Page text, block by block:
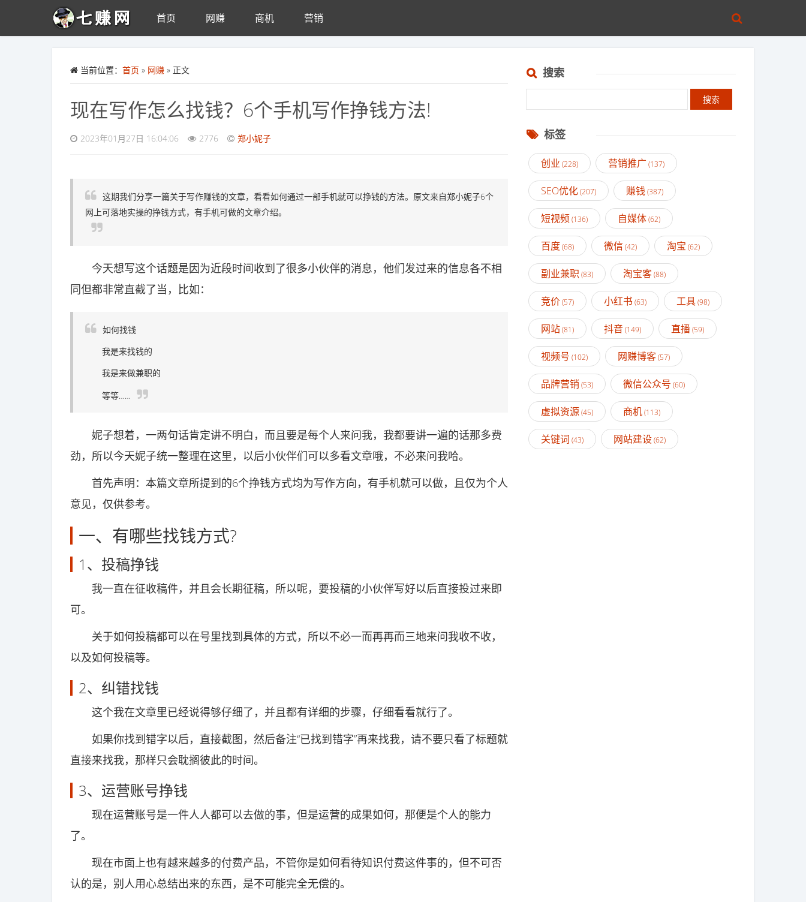
首页 网赚 商机 营销
当前位置： 首页 » 网赚 » 正文
现在写作怎么找钱？6个手机写作挣钱方法!
2023年01月27日 16:04:06 2776 郑小妮子
这期我们分享一篇关于写作赚钱的文章，看看如何通过一部手机就可以挣钱的方法。原文来自郑小妮子6个
网上可落地实操的挣钱方式，有手机可做的文章介绍。
今天想写这个话题是因为近段时间收到了很多小伙伴的消息，他们发过来的信息各不相
同但都非常直截了当，比如：
如何找钱
我是来找钱的
我是来做兼职的
等等……
妮子想着，一两句话肯定讲不明白，而且要是每个人来问我，我都要讲一遍的话那多费
劲，所以今天妮子统一整理在这里，以后小伙伴们可以多看文章哦，不必来问我哈。
首先声明：本篇文章所提到的6个挣钱方式均为写作方向，有手机就可以做，且仅为个人
意见，仅供参考。
一、有哪些找钱方式?
1、投稿挣钱
我一直在征收稿件，并且会长期征稿，所以呢，要投稿的小伙伴写好以后直接投过来即
可。
关于如何投稿都可以在号里找到具体的方式，所以不必一而再再而三地来问我收不收，
以及如何投稿等。
2、纠错找钱
这个我在文章里已经说得够仔细了，并且都有详细的步骤，仔细看看就行了。
如果你找到错字以后，直接截图，然后备注“已找到错字”再来找我，请不要只看了标题就
直接来找我，那样只会耽搁彼此的时间。
3、运营账号挣钱
现在运营账号是一件人人都可以去做的事，但是运营的成果如何，那便是个人的能力
了。
现在市面上也有越来越多的付费产品，不管你是如何看待知识付费这件事的，但不可否
认的是，别人用心总结出来的东西，是不可能完全无偿的。
搜索
标签
创业 (228) 营销推广 (137)
SEO优化(207) 赚钱(387)
短视频(136) 自媒体(62)
百度(68) 微信(42) 淘宝 (62)
副业兼职 (83) 淘宝客(88)
竞价(57) 小红书 (63) 工具(98)
网站(81) 抖音(149) 直播(59)
视频号 (102) 网赚博客(57)
品牌营销 (53) 微信公众号 (60)
虚拟资源(45) 商机(113)
关键词 (43) 网站建设(62)